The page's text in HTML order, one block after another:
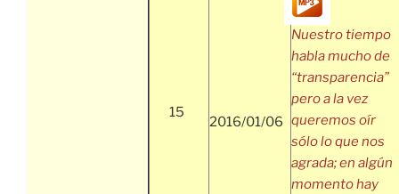
15
2016/01/06
Nuestro tiempo
habla mucho de
“transparencia”
pero a la vez
queremos oír
sólo lo que nos
agrada; en algún
momento hay